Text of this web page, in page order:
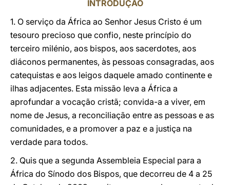
INTRODUÇÃO
1. O serviço da África ao Senhor Jesus Cristo é um
tesouro precioso que confio, neste princípio do
terceiro milénio, aos bispos, aos sacerdotes, aos
diáconos permanentes, às pessoas consagradas, aos
catequistas e aos leigos daquele amado continente e
ilhas adjacentes. Esta missão leva a África a
aprofundar a vocação cristã; convida-a a viver, em
nome de Jesus, a reconciliação entre as pessoas e as
comunidades, e a promover a paz e a justiça na
verdade para todos.
2. Quis que a segunda Assembleia Especial para a
África do Sínodo dos Bispos, que decorreu de 4 a 25